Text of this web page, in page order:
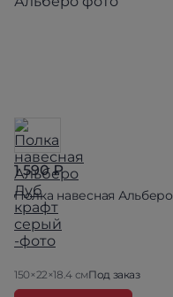
1 590 ₽
Полка навесная Альберо
150×22×18.4 смПод заказ